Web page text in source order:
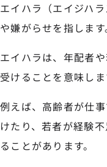
エイハラ（エイジハ
や嫌がらせを指します
エイハラは、年配者
受けることを意味しま
例えば、高齢者が仕
けたり、若者が経験
ることがあります。